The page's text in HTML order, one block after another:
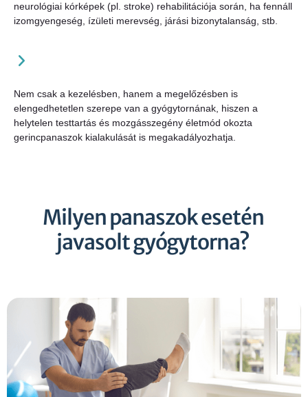
neurológiai kórképek (pl. stroke) rehabilitációja során, ha fennáll
izomgyengeség, ízületi merevség, járási bizonytalanság, stb.
Nem csak a kezelésben, hanem a megelőzésben is
elengedhetetlen szerepe van a gyógytornának, hiszen a
helytelen testtartás és mozgásszegény életmód okozta
gerincpanaszok kialakulását is megakadályozhatja.
Milyen panaszok esetén
javasolt gyógytorna?